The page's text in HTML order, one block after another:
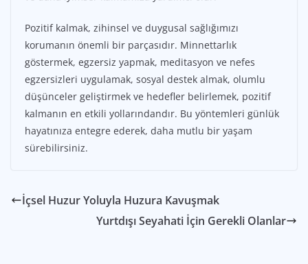
Pozitif kalmak, zihinsel ve duygusal sağlığımızı
korumanın önemli bir parçasıdır. Minnettarlık
göstermek, egzersiz yapmak, meditasyon ve nefes
egzersizleri uygulamak, sosyal destek almak, olumlu
düşünceler geliştirmek ve hedefler belirlemek, pozitif
kalmanın en etkili yollarındandır. Bu yöntemleri günlük
hayatınıza entegre ederek, daha mutlu bir yaşam
sürebilirsiniz.
İçsel Huzur Yoluyla Huzura Kavuşmak
Yurtdışı Seyahati İçin Gerekli Olanlar